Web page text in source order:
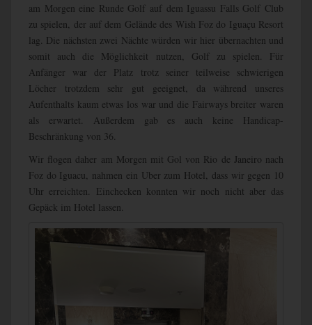
am Morgen eine Runde Golf auf dem Iguassu Falls Golf Club
zu spielen, der auf dem Gelände des Wish Foz do Iguaçu Resort
lag. Die nächsten zwei Nächte würden wir hier übernachten und
somit auch die Möglichkeit nutzen, Golf zu spielen. Für
Anfänger war der Platz trotz seiner teilweise schwierigen
Löcher trotzdem sehr gut geeignet, da während unseres
Aufenthalts kaum etwas los war und die Fairways breiter waren
als erwartet. Außerdem gab es auch keine Handicap-
Beschränkung von 36.
Wir flogen daher am Morgen mit Gol von Rio de Janeiro nach
Foz do Iguacu, nahmen ein Uber zum Hotel, dass wir gegen 10
Uhr erreichten. Einchecken konnten wir noch nicht aber das
Gepäck im Hotel lassen.